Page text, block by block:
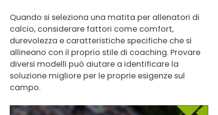
Quando si seleziona una matita per allenatori di
calcio, considerare fattori come comfort,
durevolezza e caratteristiche specifiche che si
allineano con il proprio stile di coaching. Provare
diversi modelli può aiutare a identificare la
soluzione migliore per le proprie esigenze sul
campo.